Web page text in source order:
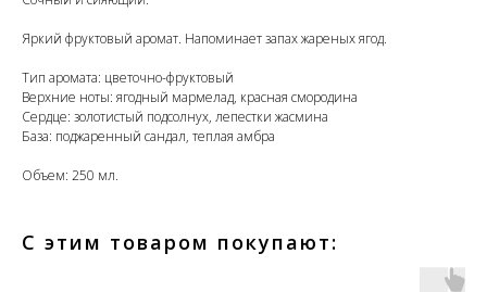
Яркий фруктовый аромат. Напоминает запах жареных ягод.
Тип аромата: цветочно-фруктовый
Верхние ноты: ягодный мармелад, красная смородина
Сердце: золотистый подсолнух, лепестки жасмина
База: поджаренный сандал, теплая амбра
Объем: 250 мл.
С этим товаром покупают: